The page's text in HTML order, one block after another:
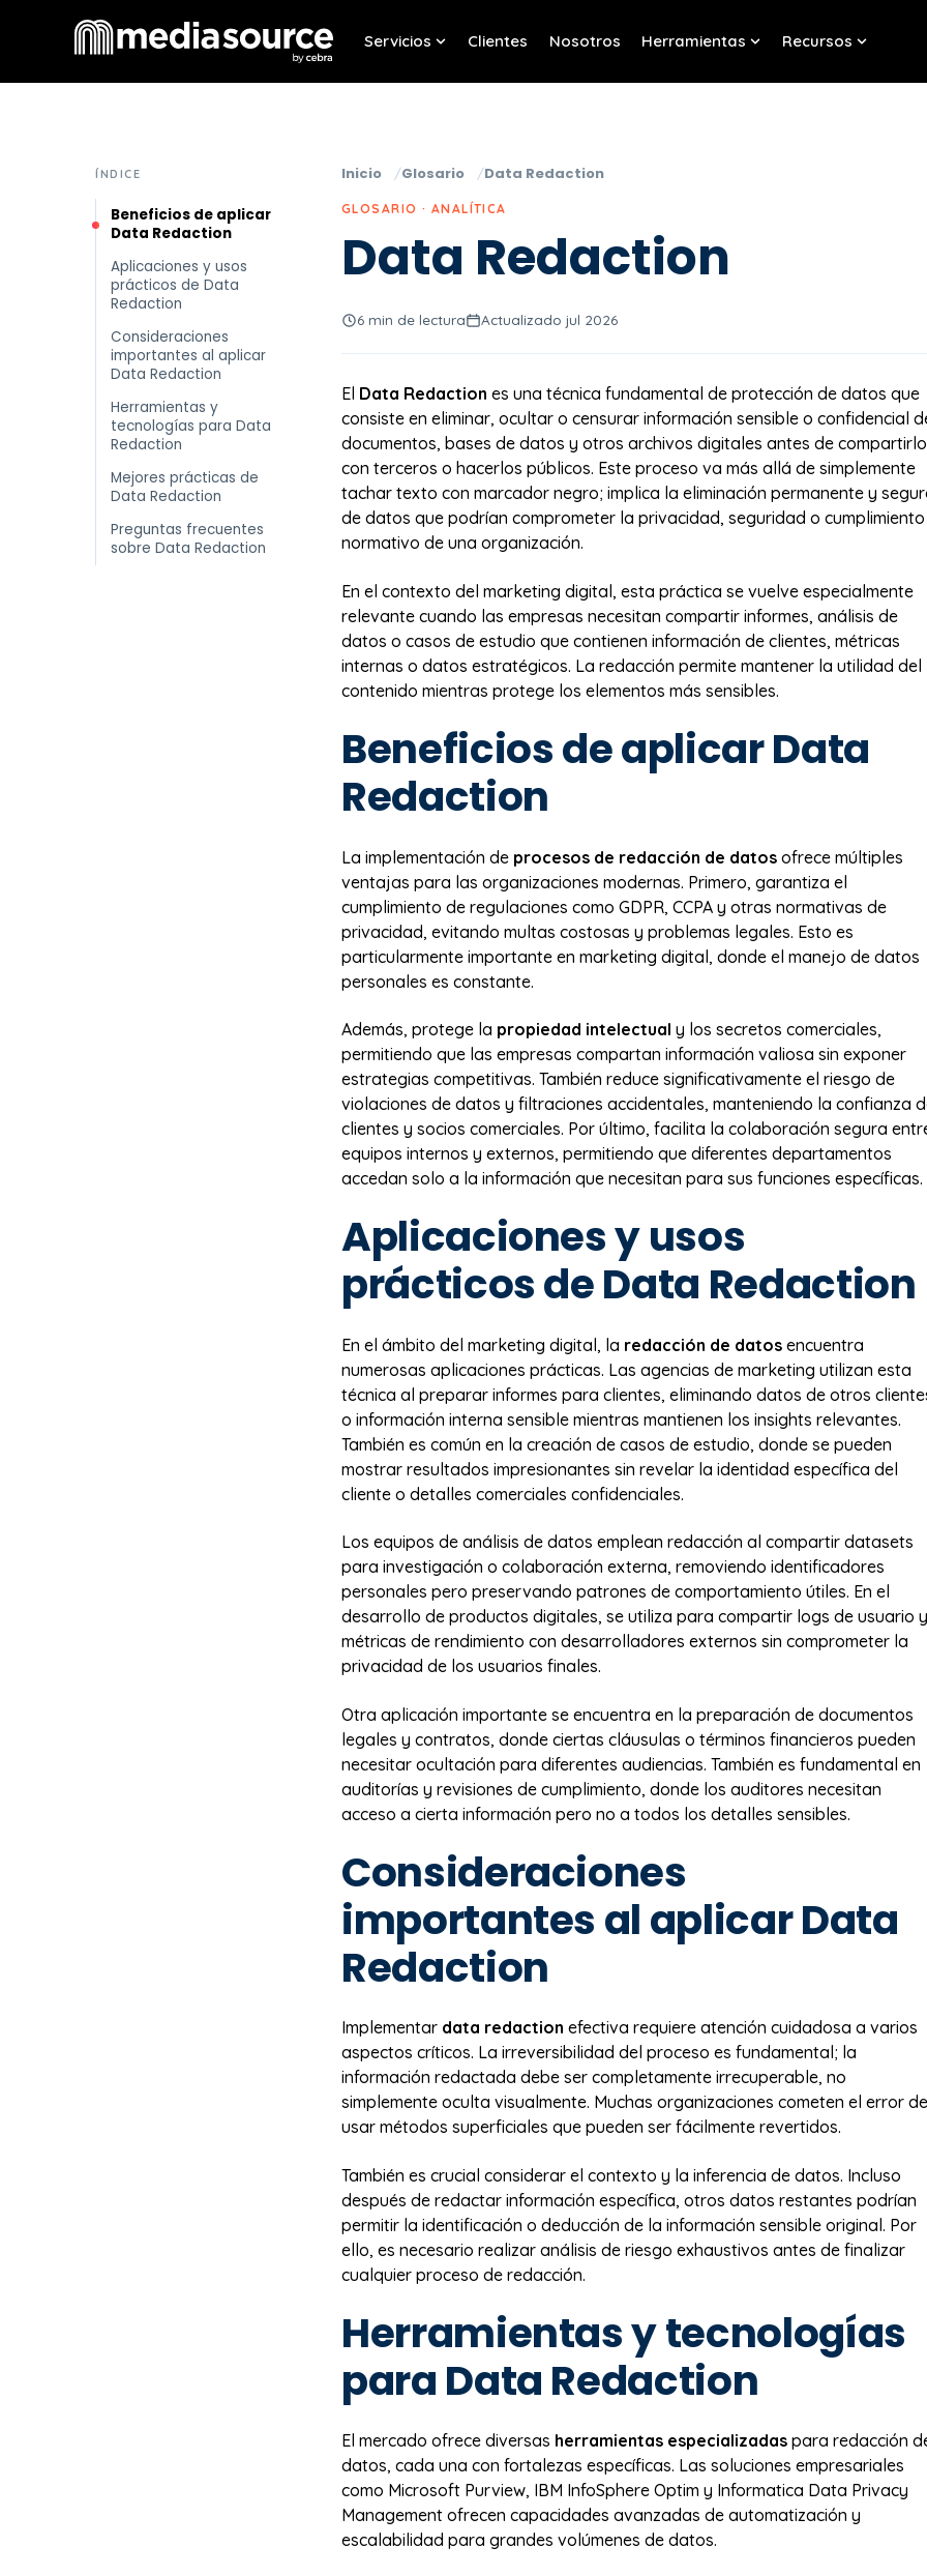
Servicios
Show submenu for Servicios
Clientes Nosotros Herramientas
Show submenu for
Recursos
ÍNDICE
Beneficios de aplicar
Data Redaction
Aplicaciones y usos
prácticos de Data
Redaction
Consideraciones
importantes al aplicar
Data Redaction
Herramientas y
tecnologías para Data
Redaction
Mejores prácticas de
Data Redaction
Preguntas frecuentes
sobre Data Redaction
Inicio Glosario Data Redaction
GLOSARIO · ANALÍTICA
Data Redaction
6 min de lectura Actualizado jul 2026
El Data Redaction es una técnica fundamental de protección de datos que
consiste en eliminar, ocultar o censurar información sensible o confidencial
documentos, bases de datos y otros archivos digitales antes de
con terceros o hacerlos públicos. Este proceso va más allá de simplemente
tachar texto con marcador negro; implica la eliminación permanente y
de datos que podrían comprometer la privacidad, seguridad o cumplimiento
normativo de una organización.
En el contexto del marketing digital, esta práctica se vuelve especialmente
relevante cuando las empresas necesitan compartir informes, análisis de
datos o casos de estudio que contienen información de clientes, métricas
internas o datos estratégicos. La redacción permite mantener la utilidad del
contenido mientras protege los elementos más sensibles.
Beneficios de aplicar Data
Redaction
La implementación de procesos de redacción de datos ofrece múltiples
ventajas para las organizaciones modernas. Primero, garantiza el
cumplimiento de regulaciones como GDPR, CCPA y otras normativas de
privacidad, evitando multas costosas y problemas legales. Esto es
particularmente importante en marketing digital, donde el manejo de datos
personales es constante.
Además, protege la propiedad intelectual y los secretos comerciales,
permitiendo que las empresas compartan información valiosa sin exponer
estrategias competitivas. También reduce significativamente el riesgo de
violaciones de datos y filtraciones accidentales, manteniendo la confianza
clientes y socios comerciales. Por último, facilita la colaboración segura
equipos internos y externos, permitiendo que diferentes departamentos
accedan solo a la información que necesitan para sus funciones específicas.
Aplicaciones y usos
prácticos de Data Redaction
En el ámbito del marketing digital, la redacción de datos encuentra
numerosas aplicaciones prácticas. Las agencias de marketing utilizan esta
técnica al preparar informes para clientes, eliminando datos de otros
o información interna sensible mientras mantienen los insights relevantes.
También es común en la creación de casos de estudio, donde se pueden
mostrar resultados impresionantes sin revelar la identidad específica del
cliente o detalles comerciales confidenciales.
Los equipos de análisis de datos emplean redacción al compartir datasets
para investigación o colaboración externa, removiendo identificadores
personales pero preservando patrones de comportamiento útiles. En el
desarrollo de productos digitales, se utiliza para compartir logs de usuario y
métricas de rendimiento con desarrolladores externos sin comprometer la
privacidad de los usuarios finales.
Otra aplicación importante se encuentra en la preparación de documentos
legales y contratos, donde ciertas cláusulas o términos financieros pueden
necesitar ocultación para diferentes audiencias. También es fundamental en
auditorías y revisiones de cumplimiento, donde los auditores necesitan
acceso a cierta información pero no a todos los detalles sensibles.
Consideraciones
importantes al aplicar Data
Redaction
Implementar data redaction efectiva requiere atención cuidadosa a varios
aspectos críticos. La irreversibilidad del proceso es fundamental; la
información redactada debe ser completamente irrecuperable, no
simplemente oculta visualmente. Muchas organizaciones cometen el error de
usar métodos superficiales que pueden ser fácilmente revertidos.
También es crucial considerar el contexto y la inferencia de datos. Incluso
después de redactar información específica, otros datos restantes podrían
permitir la identificación o deducción de la información sensible original. Por
ello, es necesario realizar análisis de riesgo exhaustivos antes de finalizar
cualquier proceso de redacción.
Herramientas y tecnologías
para Data Redaction
El mercado ofrece diversas herramientas especializadas para redacción
datos, cada una con fortalezas específicas. Las soluciones empresariales
como Microsoft Purview, IBM InfoSphere Optim y Informatica Data Privacy
Management ofrecen capacidades avanzadas de automatización y
escalabilidad para grandes volúmenes de datos.